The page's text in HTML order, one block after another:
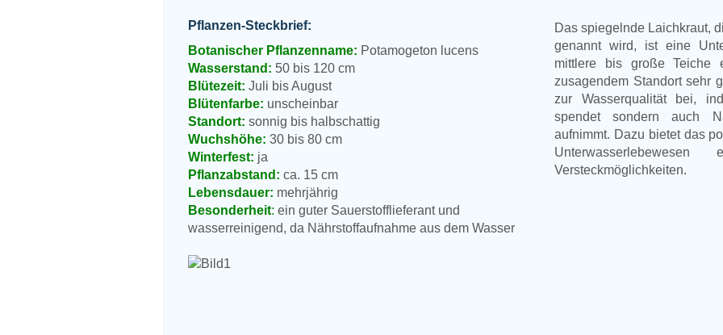
Pflanzen-Steckbrief:
Botanischer Pflanzenname: Potamogeton lucens
Wasserstand: 50 bis 120 cm
Blütezeit: Juli bis August
Blütenfarbe: unscheinbar
Standort: sonnig bis halbschattig
Wuchshöhe: 30 bis 80 cm
Winterfest: ja
Pflanzabstand: ca. 15 cm
Lebensdauer: mehrjährig
Besonderheit: ein guter Sauerstofflieferant und
wasserreinigend, da Nährstoffaufnahme aus dem Wasser
Das spiegelnde Laichkraut,
genannt wird, ist eine
mittlere bis große Teiche
zusagendem Standort sehr
zur Wasserqualität bei,
spendet sondern auch
aufnimmt. Dazu bietet das
Versteckmöglichkeiten.